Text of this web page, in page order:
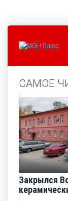
САМОЕ
Закрылся